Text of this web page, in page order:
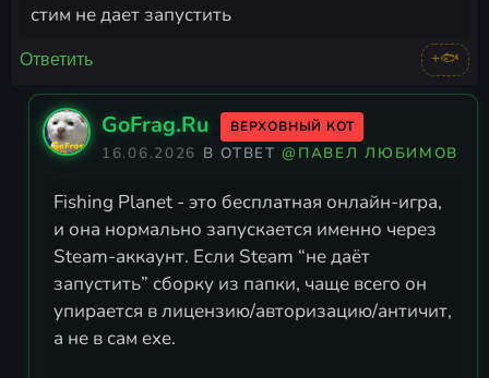
стим не дает запустить
Ответить +🐟
GoFrag.Ru ВЕРХОВНЫЙ КОТ
16.06.2026 В ОТВЕТ@ПАВЕЛ ЛЮБИМОВ
Fishing Planet - это бесплатная онлайн-игра,
и она нормально запускается именно через
Steam-аккаунт. Если Steam “не даёт
запустить” сборку из папки, чаще всего он
упирается в лицензию/авторизацию/античит,
а не в сам exe.